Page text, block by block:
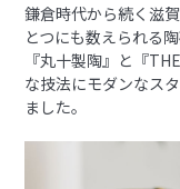
鎌倉時代から続く滋
とつにも数えられる
『丸十製陶』と『
な技法にモダンなス
ました。